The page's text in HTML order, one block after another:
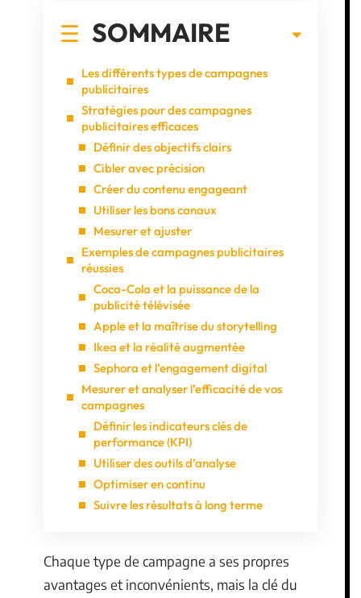
SOMMAIRE
Les différents types de campagnes
publicitaires
Stratégies pour des campagnes
publicitaires efficaces
Définir des objectifs clairs
Cibler avec précision
Créer du contenu engageant
Utiliser les bons canaux
Mesurer et ajuster
Exemples de campagnes publicitaires
réussies
Coca-Cola et la puissance de la
publicité télévisée
Apple et la maîtrise du storytelling
Ikea et la réalité augmentée
Sephora et l’engagement digital
Mesurer et analyser l’efficacité de vos
campagnes
Définir les indicateurs clés de
performance (KPI)
Utiliser des outils d’analyse
Optimiser en continu
Suivre les résultats à long terme
Chaque type de campagne a ses propres
avantages et inconvénients, mais la clé du